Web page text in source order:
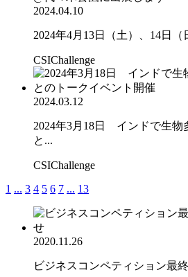
2024.04.10
2024年4月13日（土）、14日
CSIChallenge
2024.03.12
2024年3月18日 インドで生物
と...
CSIChallenge
1 ... 3 4 5 6 7 ... 13
2020.11.26
ビジネスコンペティション最